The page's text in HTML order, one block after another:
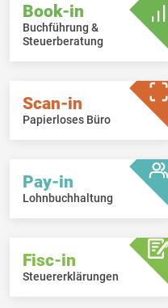
Book-in
Buchführung &
Steuerberatung
Scan-in
Papierloses Büro
Pay-in
Lohnbuchhaltung
Fisc-in
Steuererklärungen